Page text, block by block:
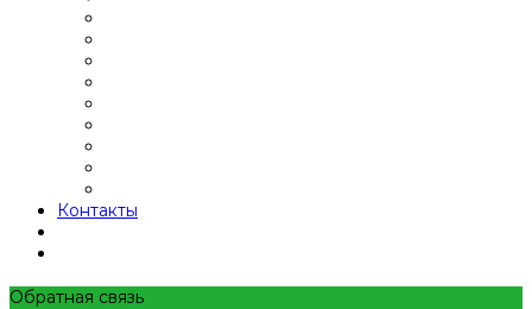
Контакты
Обратная связь